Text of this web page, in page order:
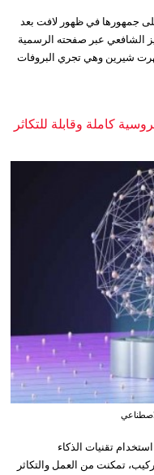
جمهورها في ظهور لافت بعد
الشافعي عبر صفحته الرسمية
شيرين وهي تجري البروفات
كاملة وقابلة للتكاثر
تقنيات الذكاء
تمكنت من العمل والتكاثر